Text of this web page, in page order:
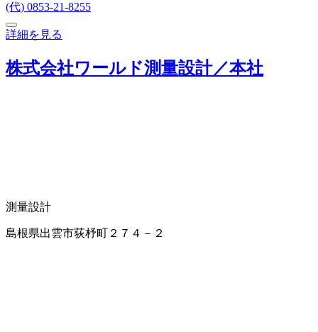
(代) 0853-21-8255
詳細を見る
株式会社ワールド測量設計／本社
測量設計
島根県出雲市荻杼町２７４－２